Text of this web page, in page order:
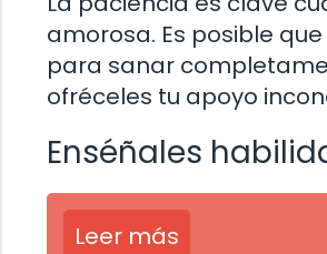
amorosa. Es posible
para sanar
ofréceles tu apoyo
Enséñales
Leer más